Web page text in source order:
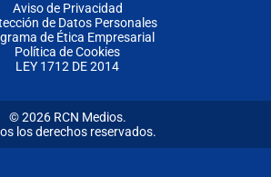
Aviso de Privacidad
de Datos Personales
de Ética Empresarial
Política de Cookies
LEY 1712 DE 2014
© 2026 RCN Medios.
los derechos reservados.